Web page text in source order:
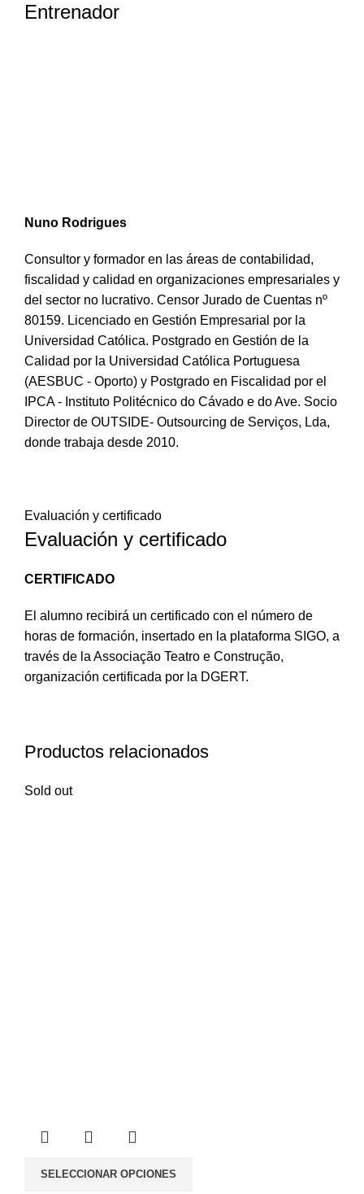
Entrenador
Nuno Rodrigues
Consultor y formador en las áreas de contabilidad,
fiscalidad y calidad en organizaciones empresariales y
del sector no lucrativo. Censor Jurado de Cuentas nº
80159. Licenciado en Gestión Empresarial por la
Universidad Católica. Postgrado en Gestión de la
Calidad por la Universidad Católica Portuguesa
(AESBUC - Oporto) y Postgrado en Fiscalidad por el
IPCA - Instituto Politécnico do Cávado e do Ave. Socio
Director de OUTSIDE- Outsourcing de Serviços, Lda,
donde trabaja desde 2010.
Evaluación y certificado
Evaluación y certificado
CERTIFICADO
El alumno recibirá un certificado con el número de
horas de formación, insertado en la plataforma SIGO, a
través de la Associação Teatro e Construção,
organización certificada por la DGERT.
Productos relacionados
Sold out
SELECCIONAR OPCIONES